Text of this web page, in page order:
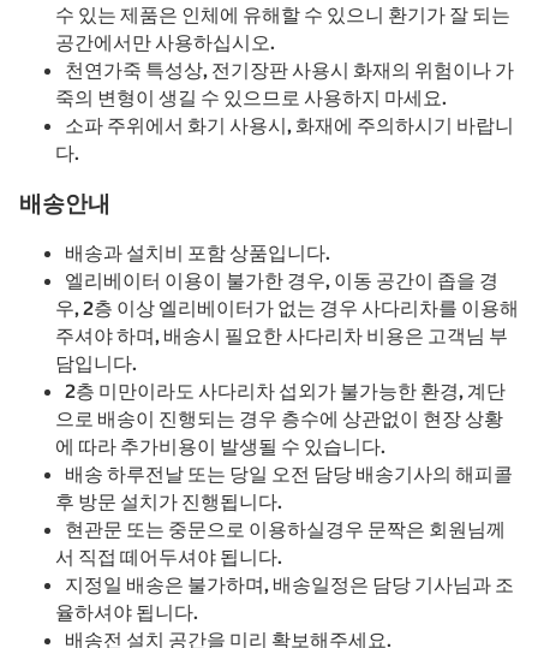
수 있는 제품은 인체에 유해할 수 있으니 환기가 잘 되는
공간에서만 사용하십시오.
천연가죽 특성상, 전기장판 사용시 화재의 위험이나 가
죽의 변형이 생길 수 있으므로 사용하지 마세요.
소파 주위에서 화기 사용시, 화재에 주의하시기 바랍니
다.
배송안내
배송과 설치비 포함 상품입니다.
엘리베이터 이용이 불가한 경우, 이동 공간이 좁을 경
우, 2층 이상 엘리베이터가 없는 경우 사다리차를 이용해
주셔야 하며, 배송시 필요한 사다리차 비용은 고객님 부
담입니다.
2층 미만이라도 사다리차 섭외가 불가능한 환경, 계단
으로 배송이 진행되는 경우 층수에 상관없이 현장 상황
에 따라 추가비용이 발생될 수 있습니다.
배송 하루전날 또는 당일 오전 담당 배송기사의 해피콜
후 방문 설치가 진행됩니다.
현관문 또는 중문으로 이용하실경우 문짝은 회원님께
서 직접 떼어두셔야 됩니다.
지정일 배송은 불가하며, 배송일정은 담당 기사님과 조
율하셔야 됩니다.
배송전 설치 공간을 미리 확보해주세요.